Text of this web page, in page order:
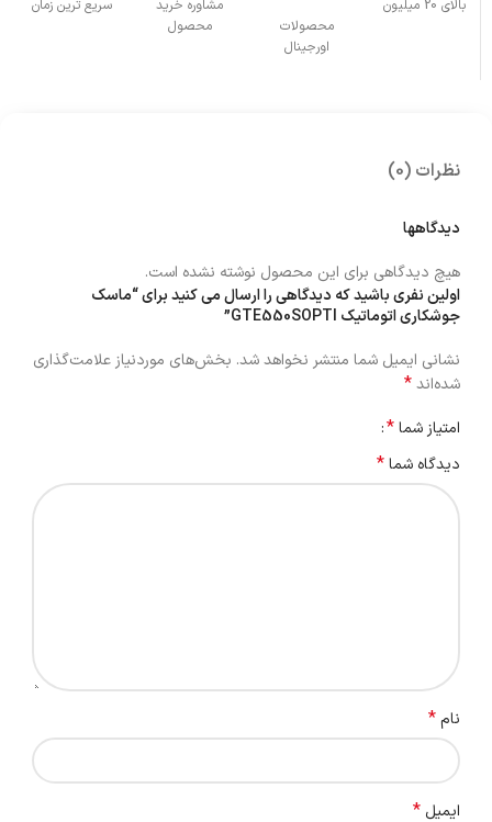
بالای 20 میلیون
محصولات
اورجینال
مشاوره خرید
محصول
سریع ترین زمان
نظرات (0)
دیدگاهها
هیچ دیدگاهی برای این محصول نوشته نشده است.
اولین نفری باشید که دیدگاهی را ارسال می کنید برای “ماسک
جوشکاری اتوماتیک GTE550SOPTI”
نشانی ایمیل شما منتشر نخواهد شد. بخش‌های موردنیاز علامت‌گذاری
شده‌اند*
امتیاز شما*
دیدگاه شما*
نام*
ایمیل *